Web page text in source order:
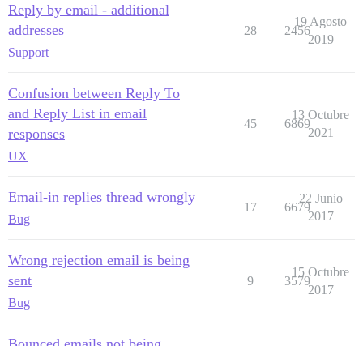
Reply by email - additional
addresses
Support
28 2456
19 Agosto
2019
Confusion between Reply To
and Reply List in email
responses
UX
45 6869
13 Octubre
2021
Email-in replies thread wrongly
Bug
17 6679
22 Junio
2017
Wrong rejection email is being
sent
Bug
9 3579
15 Octubre
2017